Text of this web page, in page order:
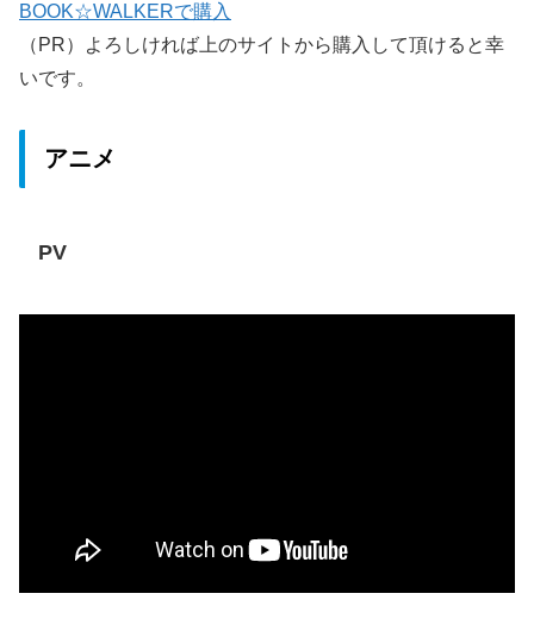
BOOK☆WALKERで購入
（PR）よろしければ上のサイトから購入して頂けると幸
いです。
アニメ
PV